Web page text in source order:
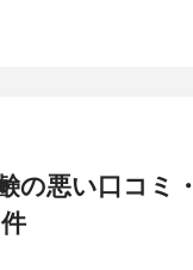
の悪い口コミ・